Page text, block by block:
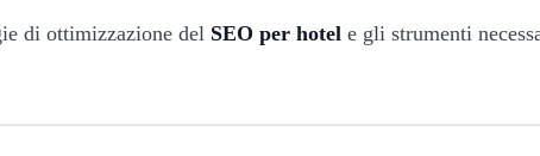
di ottimizzazione del SEO per hotel e gli strumenti